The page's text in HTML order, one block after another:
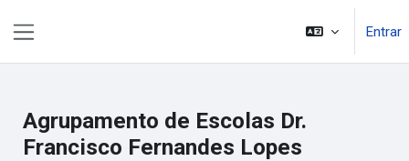
Entrar
Agrupamento de Escolas Dr.
Francisco Fernandes Lopes